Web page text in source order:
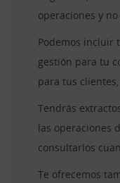
operaciones y
Podemos incluir
gestión para tu
para tus
Tendrás
las operaciones
consultarlos
Te ofrecemos